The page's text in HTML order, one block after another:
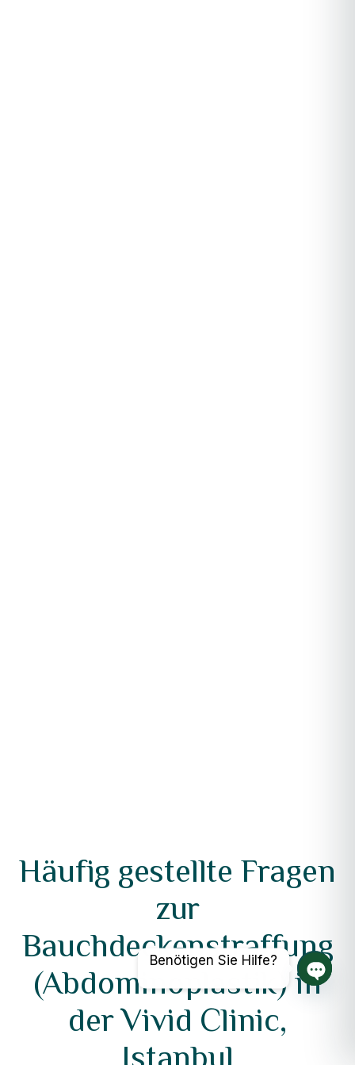
Häufig gestellte Fragen
zur
Bauchdeckenstraffung
(Abdominoplastik) in
der Vivid Clinic,
Benötigen Sie Hilfe?